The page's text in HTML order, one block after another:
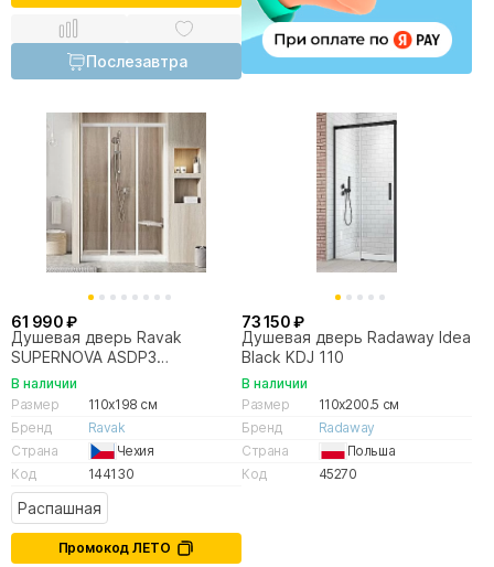
Послезавтра
61 990 ₽
Душевая дверь Ravak
SUPERNOVA ASDP3
00VD01R2Z1 110x198
белый/Transparent
В наличии
Размер
110x198 см
Бренд
Ravak
Страна
Чехия
Код
144130
Распашная
Промокод ЛЕТО
73 150 ₽
Душевая дверь Radaway Idea
Black KDJ 110
В наличии
Размер
110x200.5 см
Бренд
Radaway
Страна
Польша
Код
45270